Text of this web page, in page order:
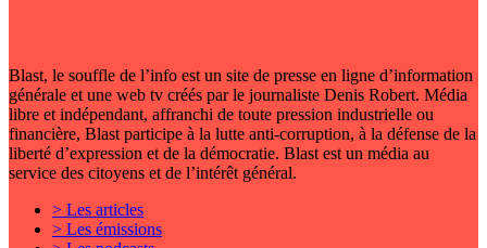
Blast, le souffle de l’info est un site de presse en ligne d’information
générale et une web tv créés par le journaliste Denis Robert. Média
libre et indépendant, affranchi de toute pression industrielle ou
financière, Blast participe à la lutte anti-corruption, à la défense de la
liberté d’expression et de la démocratie. Blast est un média au
service des citoyens et de l’intérêt général.
> Les articles
> Les émissions